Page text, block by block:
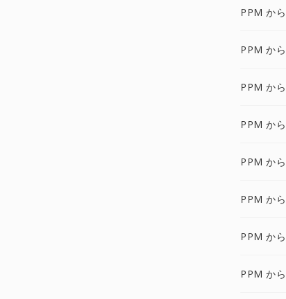
PPM か
PPM か
PPM か
PPM か
PPM か
PPM か
PPM か
PPM か